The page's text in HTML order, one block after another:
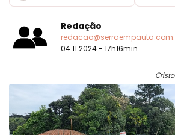
Redação
04.11.2024 - 17h16min